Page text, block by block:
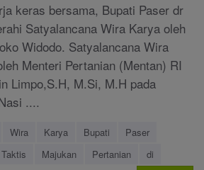
keras bersama, Bupati Paser dr
Satyalancana Wira Karya oleh
Widodo. Satyalancana Wira
Menteri Pertanian (Mentan) RI
Limpo,S.H, M.Si, M.H pada
....
Wira Karya Bupati
Paser
Taktis Majukan Pertanian
di